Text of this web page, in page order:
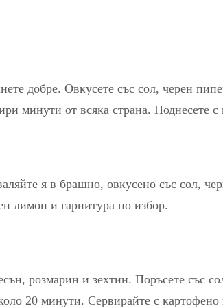
добре. Овкусете със сол, черен
минути от всяка страна. Поднесете
я в брашно, овкусено със сол,
лимон и гарнитура по избор.
розмарин и зехтин. Поръсете със
20 минути. Сервирайте с